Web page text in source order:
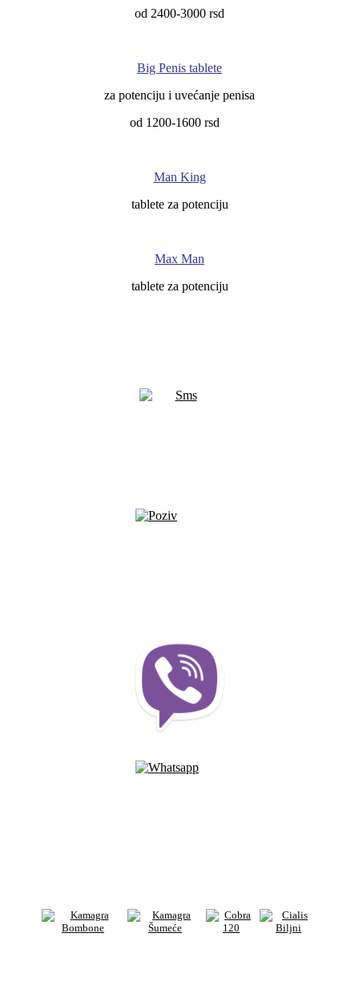
od 2400-3000 rsd
Big Penis tablete
za potenciju i uvećanje penisa
od 1200-1600 rsd
Man King
tablete za potenciju
Max Man
tablete za potenciju